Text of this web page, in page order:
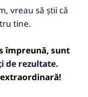
vreau să știi că
tine.
împreună, sunt
de rezultate.